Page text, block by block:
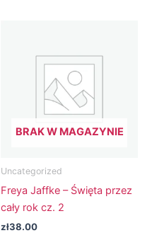
BRAK W MAGAZYNIE
Uncategorized
Freya Jaffke – Święta przez
cały rok cz. 2
zł38.00